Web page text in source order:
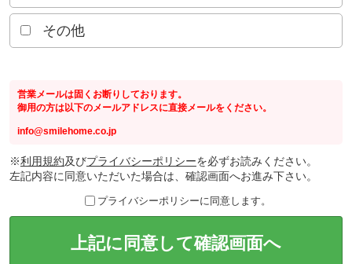
その他
営業メールは固くお断りしております。
御用の方は以下のメールアドレスに直接メールをください。
info@smilehome.co.jp
※利用規約及びプライバシーポリシーを必ずお読みください。
左記内容に同意いただいた場合は、確認画面へお進み下さい。
プライバシーポリシーに同意します。
上記に同意して確認画面へ